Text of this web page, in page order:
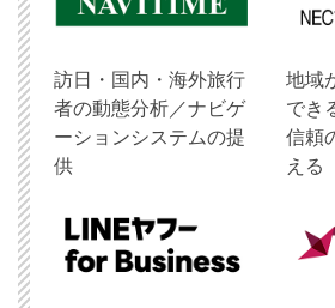
訪日・国内・海外旅行
者の動態分析／ナビゲ
ーションシステムの提
供
地域
でき
信頼
える